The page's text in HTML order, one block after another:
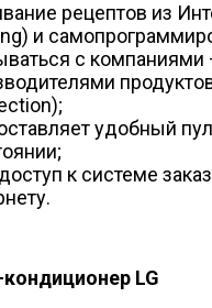
рецептов из
и
с компаниями
удобный
к системе
LG